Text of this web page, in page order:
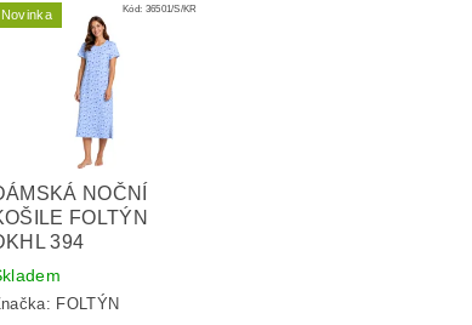
Novinka Kód: 36501/S/KR
NOČNÍ
FOLTÝN
394
FOLTÝN